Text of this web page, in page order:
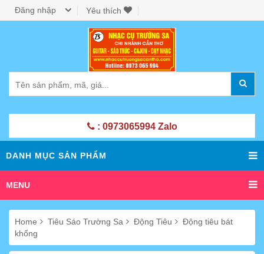
Đăng nhập Yêu thích
: 0973065994 Zalo
DANH MỤC SẢN PHẨM
MENU
Home Tiêu Sáo Trường Sa Động Tiêu
Động tiêu bát
khổng